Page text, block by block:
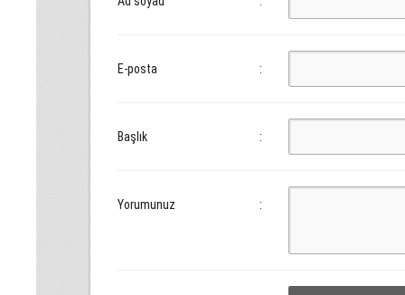
E-posta :
Başlık :
Yorumunuz :